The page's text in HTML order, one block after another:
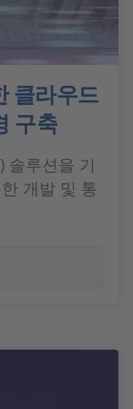
클라우드
구축
솔루션을 기
개발 및 통